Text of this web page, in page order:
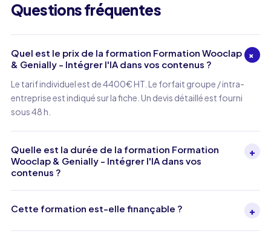
Questions fréquentes
Quel est le prix de la formation Formation Wooclap
& Genially - Intégrer l'IA dans vos contenus ?
+
Le tarif individuel est de 4400€ HT. Le forfait groupe / intra-
entreprise est indiqué sur la fiche. Un devis détaillé est fourni
sous 48 h.
Quelle est la durée de la formation Formation
Wooclap & Genially - Intégrer l'IA dans vos
contenus ?
+
Cette formation est-elle finançable ? +